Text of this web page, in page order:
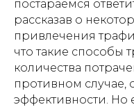
постараемся
рассказав о
привлечения
что такие способы
количества
противном случае,
эффективности. Но